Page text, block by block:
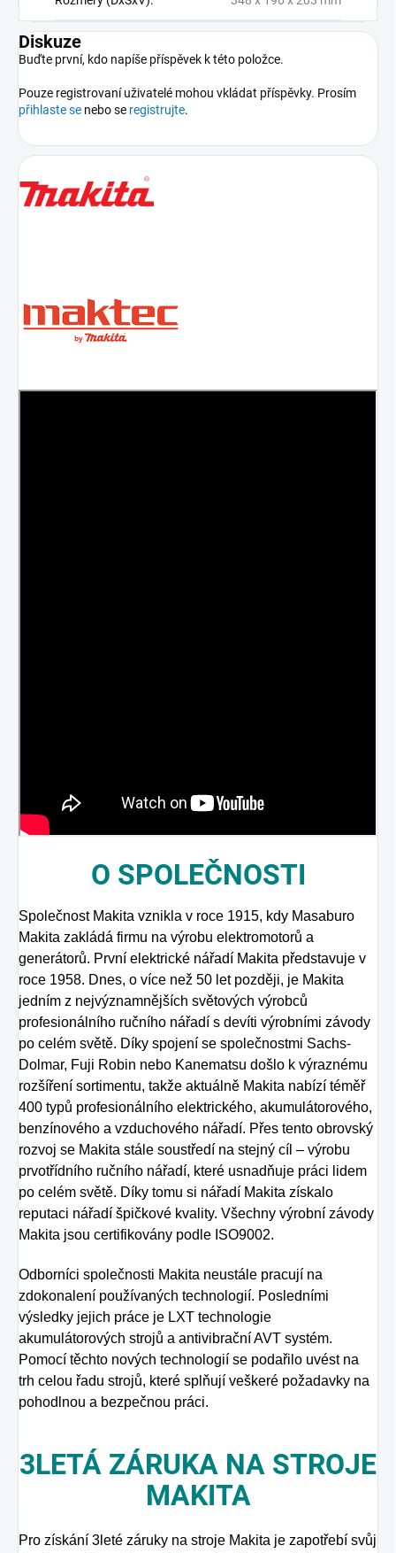
Diskuze
Buďte první, kdo napíše příspěvek k této položce.
Pouze registrovaní uživatelé mohou vkládat příspěvky. Prosím
přihlaste se nebo se registrujte.
O SPOLEČNOSTI
Společnost Makita vznikla v roce 1915, kdy Masaburo
Makita zakládá firmu na výrobu elektromotorů a
generátorů. První elektrické nářadí Makita představuje v
roce 1958. Dnes, o více než 50 let později, je Makita
jedním z nejvýznamnějších světových výrobců
profesionálního ručního nářadí s devíti výrobními závody
po celém světě. Díky spojení se společnostmi Sachs-
Dolmar, Fuji Robin nebo Kanematsu došlo k výraznému
rozšíření sortimentu, takže aktuálně Makita nabízí téměř
400 typů profesionálního elektrického, akumulátorového,
benzínového a vzduchového nářadí. Přes tento obrovský
rozvoj se Makita stále soustředí na stejný cíl – výrobu
prvotřídního ručního nářadí, které usnadňuje práci lidem
po celém světě. Díky tomu si nářadí Makita získalo
reputaci nářadí špičkové kvality. Všechny výrobní závody
Makita jsou certifikovány podle ISO9002.
Odborníci společnosti Makita neustále pracují na
zdokonalení používaných technologií. Posledními
výsledky jejich práce je LXT technologie
akumulátorových strojů a antivibrační AVT systém.
Pomocí těchto nových technologií se podařilo uvést na
trh celou řadu strojů, které splňují veškeré požadavky na
pohodlnou a bezpečnou práci.
3LETÁ ZÁRUKA NA STROJE
MAKITA
Pro získání 3leté záruky na stroje Makita je zapotřebí svůj